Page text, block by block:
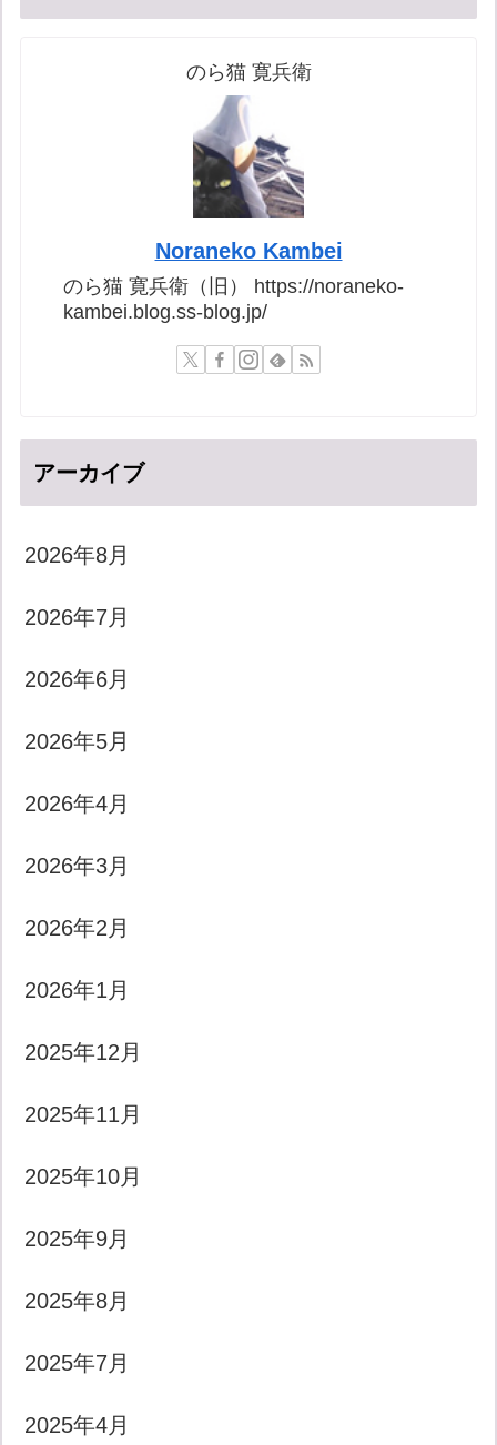
のら猫 寛兵衛
Noraneko Kambei
のら猫 寛兵衛（旧） https://noraneko-
kambei.blog.ss-blog.jp/
アーカイブ
2026年8月
2026年7月
2026年6月
2026年5月
2026年4月
2026年3月
2026年2月
2026年1月
2025年12月
2025年11月
2025年10月
2025年9月
2025年8月
2025年7月
2025年4月